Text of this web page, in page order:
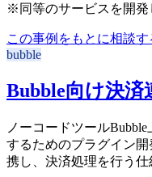
※同等のサービスを開発
この事例をもとに相談す
bubble
Bubble向け決
ノーコードツール
するためのプラグイン
携し、決済処理を行う仕